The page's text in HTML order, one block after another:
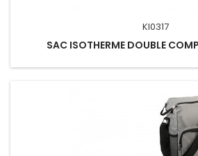
KI0317
SAC ISOTHERME DOUBLE